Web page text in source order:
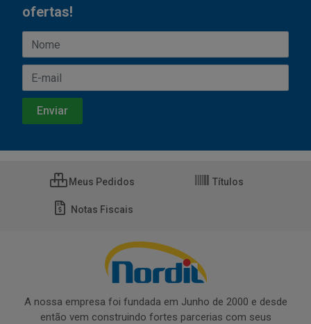
ofertas!
Meus Pedidos Títulos
Notas Fiscais
A nossa empresa foi fundada em Junho de 2000 e desde
então vem construindo fortes parcerias com seus